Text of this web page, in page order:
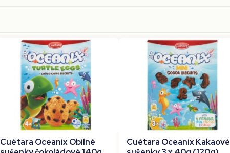
Cuétara Oceanix Obilné
Cuétara Oceanix Kakaové